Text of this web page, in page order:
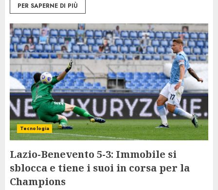
PER SAPERNE DI PIÙ
Tecnologia
Lazio-Benevento 5-3: Immobile si
sblocca e tiene i suoi in corsa per la
Champions